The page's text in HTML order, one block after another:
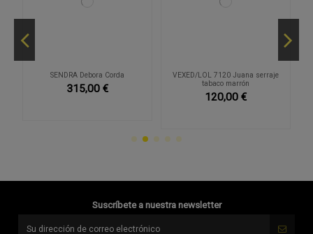
SENDRA Debora Corda
315,00 €
VEXED/LOL 7120 Juana serraje
tabaco marrón
120,00 €
Suscríbete a nuestra newsletter